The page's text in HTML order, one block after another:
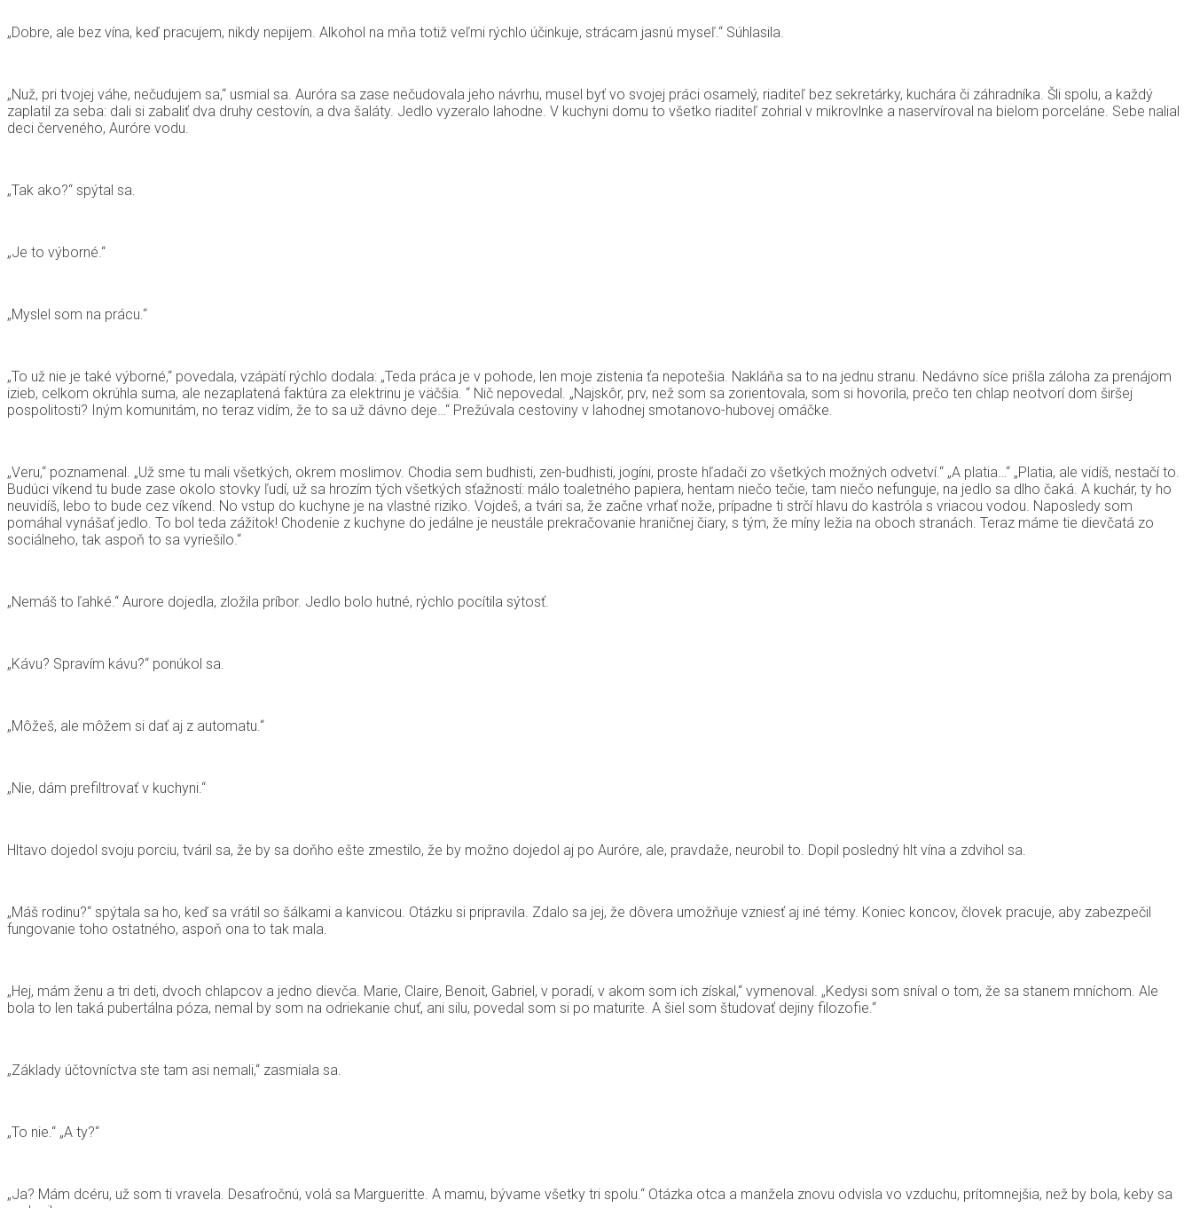
„Dobre, ale bez vína, keď pracujem, nikdy nepijem. Alkohol na mňa totiž veľmi rýchlo účinkuje, strácam jasnú myseľ.“ Súhlasila.
„Nuž, pri tvojej váhe, nečudujem sa,“ usmial sa. Auróra sa zase nečudovala jeho návrhu, musel byť vo svojej práci osamelý, riaditeľ bez sekretárky, kuchára či záhradníka. Šli spolu, a každý
zaplatil za seba: dali si zabaliť dva druhy cestovín, a dva šaláty. Jedlo vyzeralo lahodne. V kuchyni domu to všetko riaditeľ zohrial v mikrovlnke a naservíroval na bielom porceláne. Sebe nalial
deci červeného, Auróre vodu.
„Tak ako?“ spýtal sa.
„Je to výborné.“
„Myslel som na prácu.“
„To už nie je také výborné,“ povedala, vzápätí rýchlo dodala: „Teda práca je v pohode, len moje zistenia ťa nepotešia. Nakláňa sa to na jednu stranu. Nedávno síce prišla záloha za prenájom
izieb, celkom okrúhla suma, ale nezaplatená faktúra za elektrinu je väčšia. “ Nič nepovedal. „Najskôr, prv, než som sa zorientovala, som si hovorila, prečo ten chlap neotvorí dom širšej
pospolitosti? Iným komunitám, no teraz vidím, že to sa už dávno deje…“ Prežúvala cestoviny v lahodnej smotanovo-hubovej omáčke.
„Veru,“ poznamenal. „Už sme tu mali všetkých, okrem moslimov. Chodia sem budhisti, zen-budhisti, jogíni, proste hľadači zo všetkých možných odvetví.“ „A platia…“ „Platia, ale vidíš, nestačí to.
Budúci víkend tu bude zase okolo stovky ľudí, už sa hrozím tých všetkých sťažností: málo toaletného papiera, hentam niečo tečie, tam niečo nefunguje, na jedlo sa dlho čaká. A kuchár, ty ho
neuvidíš, lebo to bude cez víkend. No vstup do kuchyne je na vlastné riziko. Vojdeš, a tvári sa, že začne vrhať nože, prípadne ti strčí hlavu do kastróla s vriacou vodou. Naposledy som
pomáhal vynášať jedlo. To bol teda zážitok! Chodenie z kuchyne do jedálne je neustále prekračovanie hraničnej čiary, s tým, že míny ležia na oboch stranách. Teraz máme tie dievčatá zo
sociálneho, tak aspoň to sa vyriešilo.“
„Nemáš to ľahké.“ Aurore dojedla, zložila príbor. Jedlo bolo hutné, rýchlo pocítila sýtosť.
„Kávu? Spravím kávu?“ ponúkol sa.
„Môžeš, ale môžem si dať aj z automatu.“
„Nie, dám prefiltrovať v kuchyni.“
Hltavo dojedol svoju porciu, tváril sa, že by sa doňho ešte zmestilo, že by možno dojedol aj po Auróre, ale, pravdaže, neurobil to. Dopil posledný hlt vína a zdvihol sa.
„Máš rodinu?“ spýtala sa ho, keď sa vrátil so šálkami a kanvicou. Otázku si pripravila. Zdalo sa jej, že dôvera umožňuje vzniesť aj iné témy. Koniec koncov, človek pracuje, aby zabezpečil
fungovanie toho ostatného, aspoň ona to tak mala.
„Hej, mám ženu a tri deti, dvoch chlapcov a jedno dievča. Marie, Claire, Benoit, Gabriel, v poradí, v akom som ich získal,“ vymenoval. „Kedysi som sníval o tom, že sa stanem mníchom. Ale
bola to len taká pubertálna póza, nemal by som na odriekanie chuť, ani silu, povedal som si po maturite. A šiel som študovať dejiny filozofie.“
„Základy účtovníctva ste tam asi nemali,“ zasmiala sa.
„To nie.“ „A ty?“
„Ja? Mám dcéru, už som ti vravela. Desaťročnú, volá sa Margueritte. A mamu, bývame všetky tri spolu.“ Otázka otca a manžela znovu odvisla vo vzduchu, prítomnejšia, než by bola, keby sa